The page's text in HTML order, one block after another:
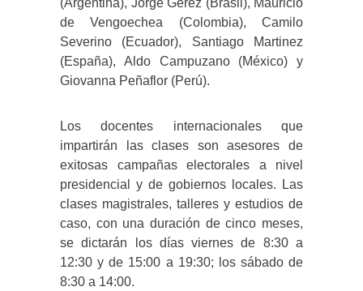
(Argentina), Jorge Gerez (Brasil), Mauricio
de Vengoechea (Colombia), Camilo
Severino (Ecuador), Santiago Martinez
(España), Aldo Campuzano (México) y
Giovanna Peñaflor (Perú).
Los docentes internacionales que
impartirán las clases son asesores de
exitosas campañas electorales a nivel
presidencial y de gobiernos locales. Las
clases magistrales, talleres y estudios de
caso, con una duración de cinco meses,
se dictarán los días viernes de 8:30 a
12:30 y de 15:00 a 19:30; los sábado de
8:30 a 14:00.